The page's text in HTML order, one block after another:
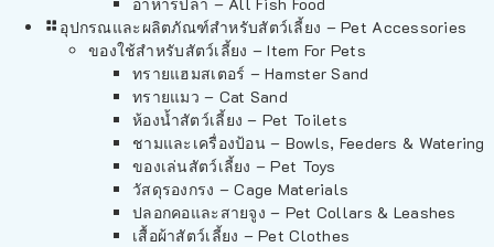
อุปกรณและผลิตภัณฑ์สำหรับสัตว์เลี้ยง – Pet Accessories
ของใช้สำหรับสัตว์เลี้ยง – Item For Pets
ทรายแฮมสเตอร์ – Hamster Sand
ทรายแมว – Cat Sand
ห้องน้ำสัตว์เลี้ยง – Pet Toilets
ชามและเครื่องป้อน – Bowls, Feeders & Watering
ของเล่นสัตว์เลี้ยง – Pet Toys
วัสดุรองกรง – Cage Materials
ปลอกคอและสายจูง – Pet Collars & Leashes
เสื้อผ้าสัตว์เลี้ยง – Pet Clothes